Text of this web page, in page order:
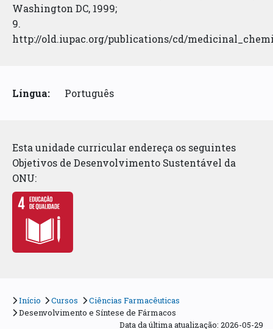
Washington DC, 1999;
9.
http://old.iupac.org/publications/cd/
Língua: Português
Esta unidade curricular endereça os seguintes
Objetivos de Desenvolvimento Sustentável da
ONU:
Início Cursos
Ciências Farmacêuticas
Desenvolvimento e Síntese de Fármacos
Data da última atualização: 2026-05-29